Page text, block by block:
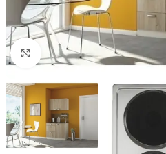
Click to enlarge